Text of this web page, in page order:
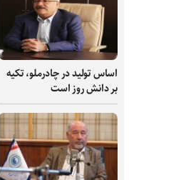
اساس تولید در چادرملو، تکیه
بر دانش‌ روز است